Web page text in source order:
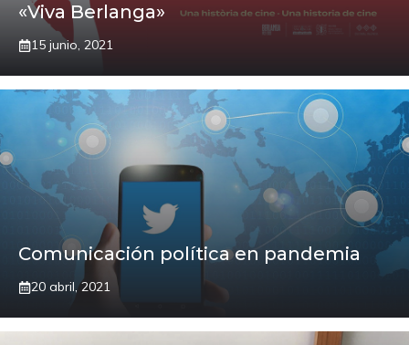
«Viva Berlanga»
15 junio, 2021
Comunicación política en pandemia
20 abril, 2021